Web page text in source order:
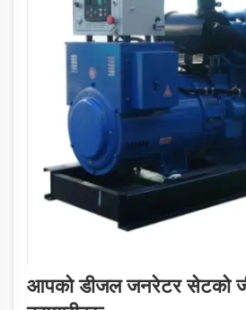
आपको डीजल जनरेटर सेटको